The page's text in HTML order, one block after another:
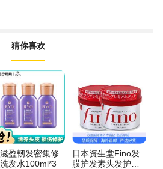
猜你喜欢
盈韧发密集修
发水100ml*3
日本资生堂Fino发
膜护发素头发护理